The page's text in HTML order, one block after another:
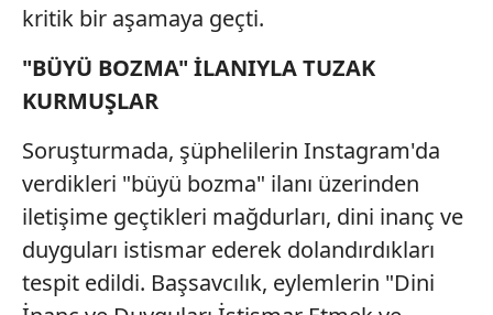
kritik bir aşamaya geçti.
"BÜYÜ BOZMA" İLANIYLA TUZAK
KURMUŞLAR
Soruşturmada, şüphelilerin Instagram'da
verdikleri "büyü bozma" ilanı üzerinden
iletişime geçtikleri mağdurları, dini inanç ve
duyguları istismar ederek dolandırdıkları
tespit edildi. Başsavcılık, eylemlerin "Dini